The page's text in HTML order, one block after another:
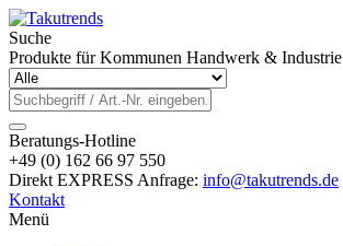
Suche
Produkte für Kommunen Handwerk & Industrie
Beratungs-Hotline
+49 (0) 162 66 97 550
Direkt EXPRESS Anfrage: info@takutrends.de
Kontakt
Menü